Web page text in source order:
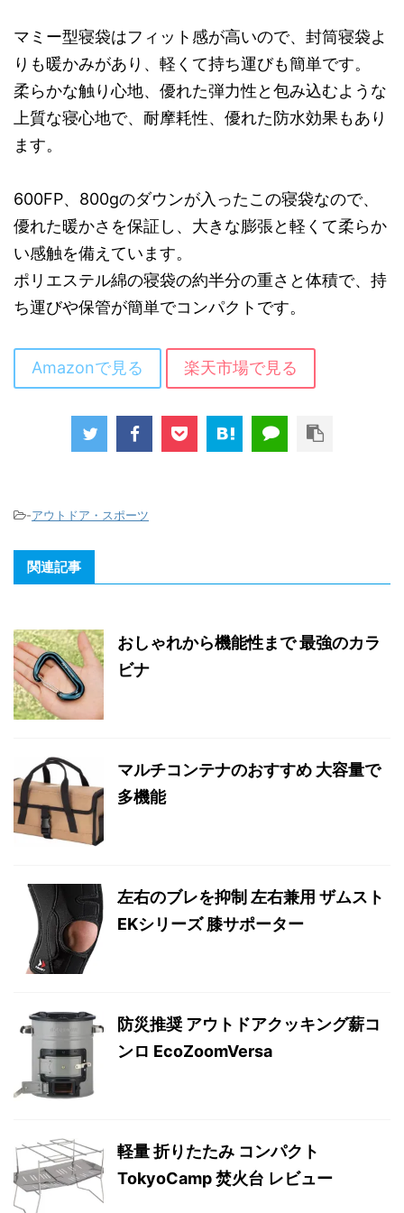
マミー型寝袋はフィット感が高いので、封筒寝袋よ
りも暖かみがあり、軽くて持ち運びも簡単です。
柔らかな触り心地、優れた弾力性と包み込むような
上質な寝心地で、耐摩耗性、優れた防水効果もあり
ます。
600FP、800gのダウンが入ったこの寝袋なので、
優れた暖かさを保証し、大きな膨張と軽くて柔らか
い感触を備えています。
ポリエステル綿の寝袋の約半分の重さと体積で、持
ち運びや保管が簡単でコンパクトです。
Amazonで見る 楽天市場で見る
-アウトドア・スポーツ
関連記事
おしゃれから機能性まで 最強のカラ
ビナ
マルチコンテナのおすすめ 大容量で
多機能
左右のブレを抑制 左右兼用 ザムスト
EKシリーズ 膝サポーター
防災推奨 アウトドアクッキング薪コ
ンロ EcoZoomVersa
軽量 折りたたみ コンパクト
TokyoCamp 焚火台 レビュー